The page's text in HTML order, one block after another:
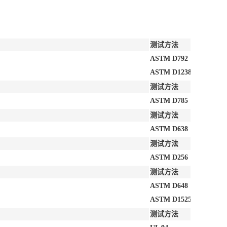
测试方法
ASTM D792
ASTM D1238
测试方法
ASTM D785
测试方法
ASTM D638
测试方法
ASTM D256
测试方法
ASTM D648
ASTM D1525
测试方法